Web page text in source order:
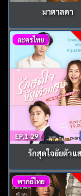
มาตาลดา
ละครไทย
EP.1-29
รักสุดใจยัยตัวแ
พากย์ไทย